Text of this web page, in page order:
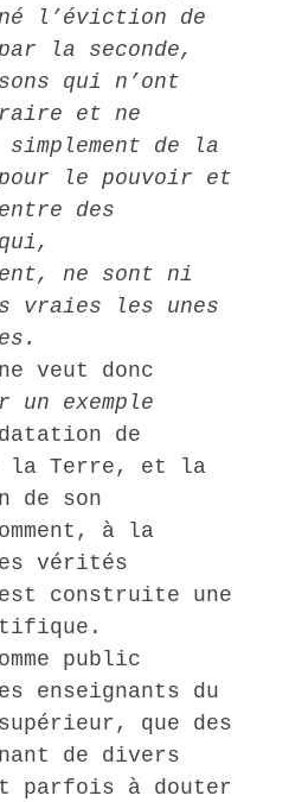
l’éviction de
la seconde,
qui n’ont
et ne
de la
le pouvoir et
des
ne sont ni
vraies les unes
veut donc
un exemple
de
la Terre, et la
de son
à la
vérités
construite une
public
enseignants du
que des
de divers
parfois à douter